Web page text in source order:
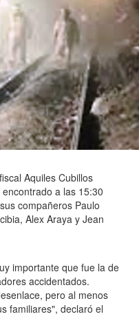
Aquiles Cubillos
a las 15:30
compañeros Paulo
Alex Araya y Jean
importante que fue la de
accidentados.
pero al menos
familiares", declaró el